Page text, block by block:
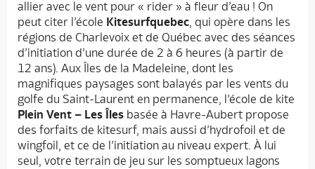
allier avec le vent pour « rider » à fleur d’eau ! On
peut citer l’école Kitesurfquebec , qui opère dans les
régions de Charlevoix et de Québec avec des séances
d’initiation d’une durée de 2 à 6 heures (à partir de
12 ans). Aux Îles de la Madeleine, dont les
magnifiques paysages sont balayés par les vents du
golfe du Saint-Laurent en permanence, l’école de kite
Plein Vent – Les Îles basée à Havre-Aubert propose
des forfaits de kitesurf, mais aussi d’hydrofoil et de
wingfoil, et ce de l’initiation au niveau expert. À lui
seul, votre terrain de jeu sur les somptueux lagons